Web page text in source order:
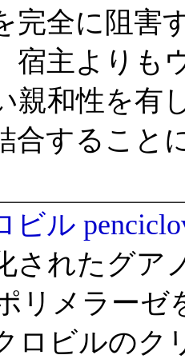
完全に阻害
宿主よりも
親和性を有
合すること
ビル
されたグア
リメラーゼ
ロビルのク